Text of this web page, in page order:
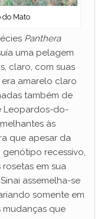
do Mato
Panthera
uma pelagem
claro, com suas
amarelo claro
também de
Leopardos-do-
às
que apesar da
recessivo,
rosetas em sua
assemelha-se
somente em
mudanças que